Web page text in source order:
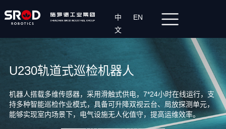
中
文
EN
U230轨道式巡检机器人
机器人搭载多维传感器，采用滑触式供电，7*24小时在线运行，支
持多种智能巡检作业模式，具备可升降双视云台、局放探测单元，
能够实现室内场景下，电气设施无人化值守，提高运维效率。